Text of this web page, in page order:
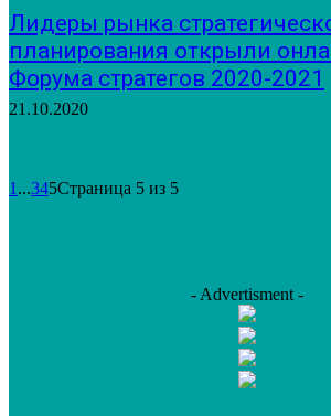
Лидеры рынка
планирования открыли
Форума стратегов 2020-2021
21.10.2020
1 ...345Страница 5 из 5
- Advertisment -